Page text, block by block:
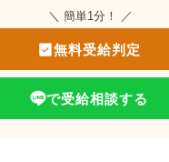
＼ 簡単1分！ ／
無料受給判定
で受給相談する